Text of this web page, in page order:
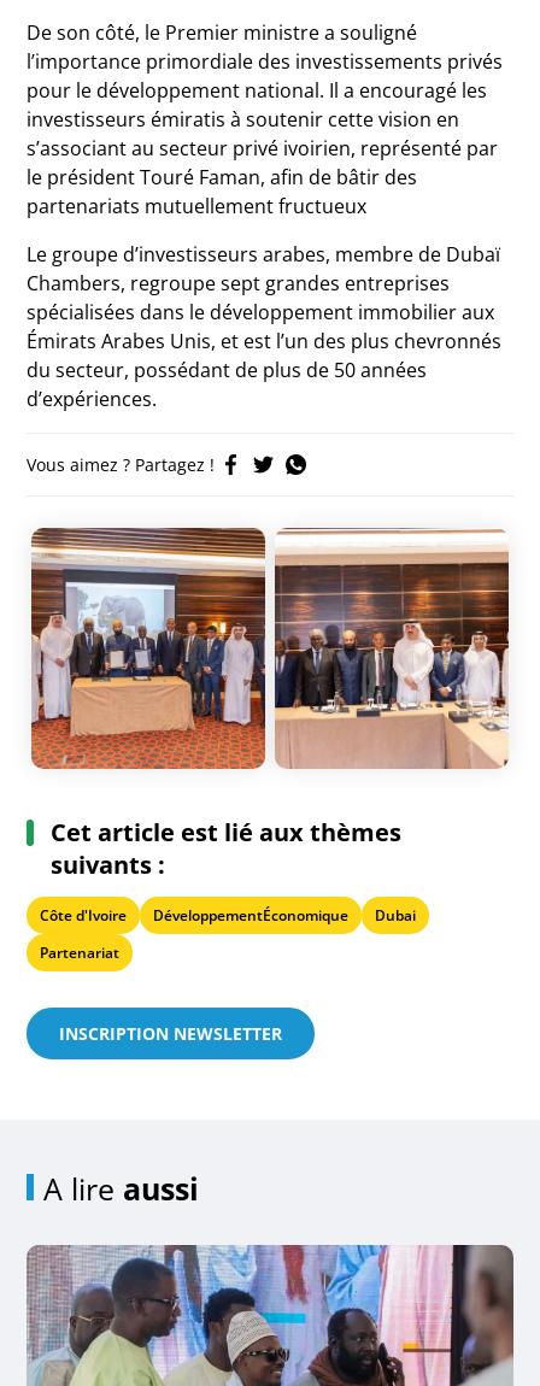
De son côté, le Premier ministre a souligné
l’importance primordiale des investissements privés
pour le développement national. Il a encouragé les
investisseurs émiratis à soutenir cette vision en
s’associant au secteur privé ivoirien, représenté par
le président Touré Faman, afin de bâtir des
partenariats mutuellement fructueux
Le groupe d’investisseurs arabes, membre de Dubaï
Chambers, regroupe sept grandes entreprises
spécialisées dans le développement immobilier aux
Émirats Arabes Unis, et est l’un des plus chevronnés
du secteur, possédant de plus de 50 années
d’expériences.
Vous aimez ? Partagez !
Cet article est lié aux thèmes
suivants :
Côte d'Ivoire DéveloppementÉconomique
Dubai
Partenariat
INSCRIPTION NEWSLETTER
A lire aussi